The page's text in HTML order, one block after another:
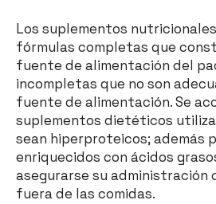
Los suplementos
fórmulas completas que
fuente de alimentación del
incompletas que no son
fuente de alimentación. Se
suplementos dietéticos
sean hiperproteicos; además
enriquecidos con ácidos
asegurarse su administración
fuera de las comidas.